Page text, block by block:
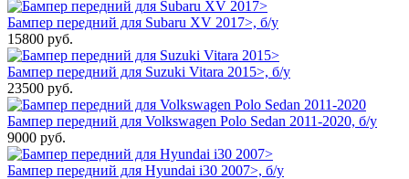
Бампер передний для Subaru XV 2017>, б/у
15800 руб.
Бампер передний для Suzuki Vitara 2015>, б/у
23500 руб.
Бампер передний для Volkswagen Polo Sedan 2011-2020, б/у
9000 руб.
Бампер передний для Hyundai i30 2007>, б/у